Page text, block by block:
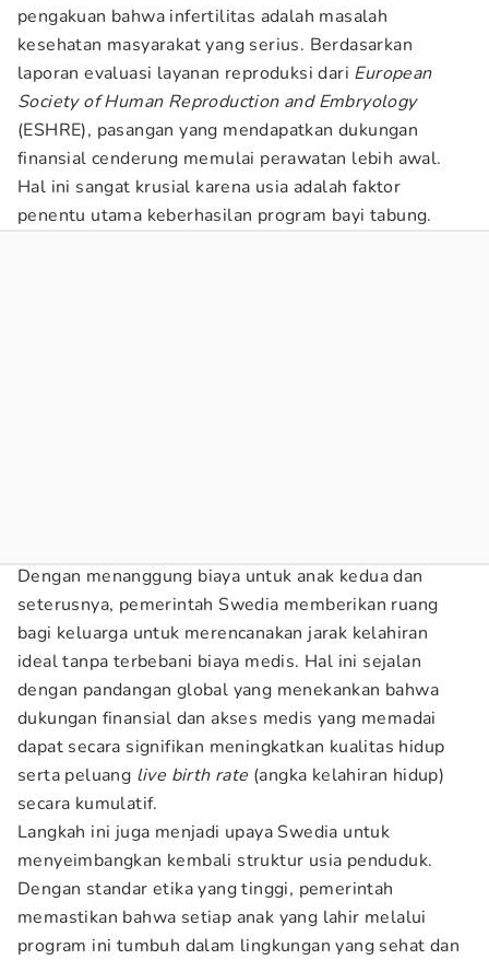
pengakuan bahwa infertilitas adalah masalah
kesehatan masyarakat yang serius. Berdasarkan
laporan evaluasi layanan reproduksi dari European
Society of Human Reproduction and Embryology
(ESHRE), pasangan yang mendapatkan dukungan
finansial cenderung memulai perawatan lebih awal.
Hal ini sangat krusial karena usia adalah faktor
penentu utama keberhasilan program bayi tabung.
Dengan menanggung biaya untuk anak kedua dan
seterusnya, pemerintah Swedia memberikan ruang
bagi keluarga untuk merencanakan jarak kelahiran
ideal tanpa terbebani biaya medis. Hal ini sejalan
dengan pandangan global yang menekankan bahwa
dukungan finansial dan akses medis yang memadai
dapat secara signifikan meningkatkan kualitas hidup
serta peluang live birth rate (angka kelahiran hidup)
secara kumulatif.
Langkah ini juga menjadi upaya Swedia untuk
menyeimbangkan kembali struktur usia penduduk.
Dengan standar etika yang tinggi, pemerintah
memastikan bahwa setiap anak yang lahir melalui
program ini tumbuh dalam lingkungan yang sehat dan